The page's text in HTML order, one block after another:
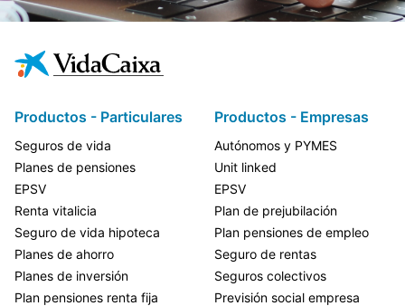
Productos - Particulares
Seguros de vida
Planes de pensiones
EPSV
Renta vitalicia
Seguro de vida hipoteca
Planes de ahorro
Planes de inversión
Plan pensiones renta fija
Productos - Empresas
Autónomos y PYMES
Unit linked
EPSV
Plan de prejubilación
Plan pensiones de empleo
Seguro de rentas
Seguros colectivos
Previsión social empresa